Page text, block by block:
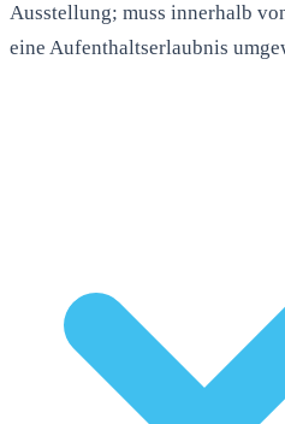
Ausstellung; muss innerhalb
eine Aufenthaltserlaubnis